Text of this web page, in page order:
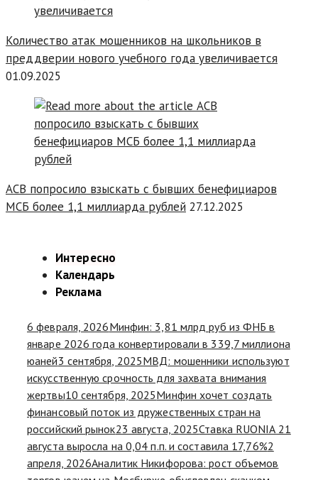
Количество атак мошенников на школьников в
преддверии нового учебного года увеличивается
01.09.2025
АСВ попросило взыскать с бывших бенефициаров
МСБ более 1,1 миллиарда рублей 27.12.2025
Интересно
Календарь
Реклама
6 февраля, 2026Минфин: 3,81 млрд руб из ФНБ в
январе 2026 года конвертировали в 339,7 миллиона
юаней3 сентября, 2025МВД: мошенники используют
искусственную срочность для захвата внимания
жертвы10 сентября, 2025Минфин хочет создать
финансовый поток из дружественных стран на
российский рынок23 августа, 2025Ставка RUONIA 21
августа выросла на 0,04 п.п. и составила 17,76%2
апреля, 2026Аналитик Никифорова: рост объемов